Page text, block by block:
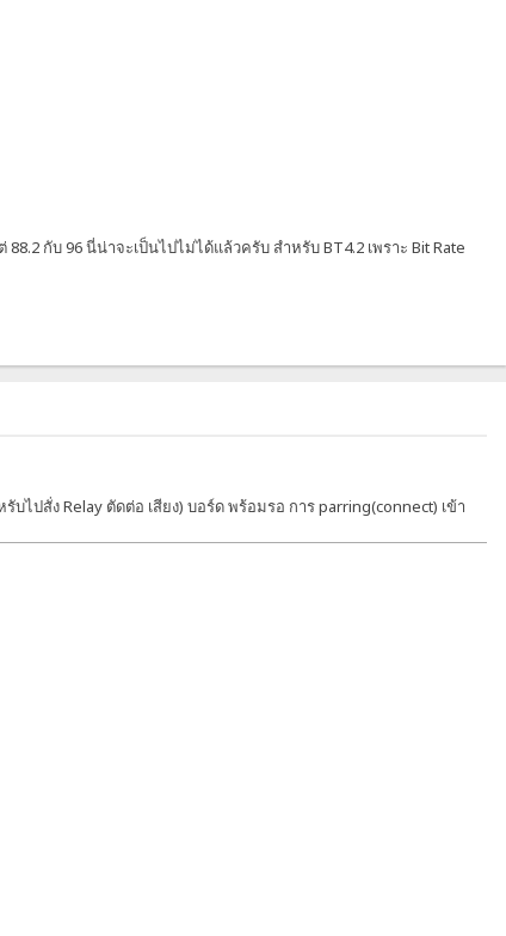
กับ 96 นี่น่าจะเป็นไปไม่ได้แล้วครับ สำหรับ BT4.2 เพราะ Bit Rate
บไปสั่ง Relay ตัดต่อ เสียง) บอร์ด พร้อมรอ การ parring(connect) เข้า